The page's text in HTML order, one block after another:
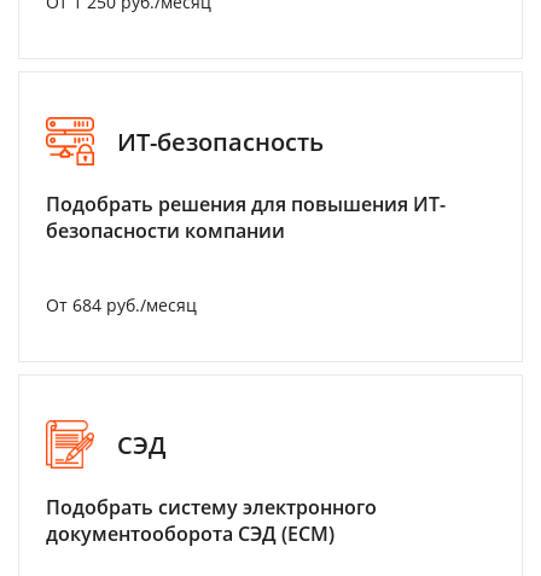
ИТ-безопасность
Подобрать решения для повышения ИТ-
безопасности компании
От 684 руб./месяц
СЭД
Подобрать систему электронного
документооборота СЭД (ECM)